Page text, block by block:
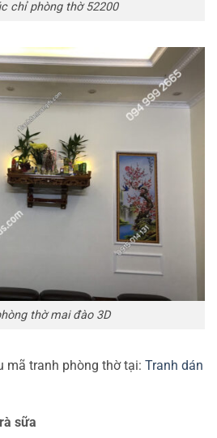
chỉ phòng thờ 52200
thờ mai đào 3D
mã tranh phòng thờ tại: Tranh dán
sữa